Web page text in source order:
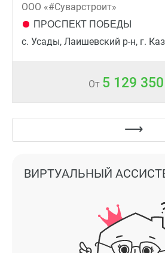
ООО «#Суварстроит»
ПРОСПЕКТ ПОБЕДЫ
с. Усады, Лаишевский р-н, г.
От 5 129 350
ВИРТУАЛЬНЫЙ